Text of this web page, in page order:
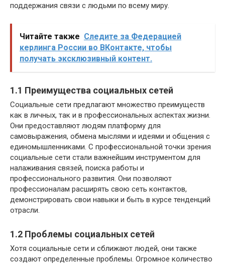
поддержания связи с людьми по всему миру.
Читайте также Следите за Федерацией
керлинга России во ВКонтакте, чтобы
получать эксклюзивный контент.
1.1 Преимущества социальных сетей
Социальные сети предлагают множество преимуществ
как в личных, так и в профессиональных аспектах жизни.
Они предоставляют людям платформу для
самовыражения, обмена мыслями и идеями и общения с
единомышленниками. С профессиональной точки зрения
социальные сети стали важнейшим инструментом для
налаживания связей, поиска работы и
профессионального развития. Они позволяют
профессионалам расширять свою сеть контактов,
демонстрировать свои навыки и быть в курсе тенденций
отрасли.
1.2 Проблемы социальных сетей
Хотя социальные сети и сближают людей, они также
создают определенные проблемы. Огромное количество